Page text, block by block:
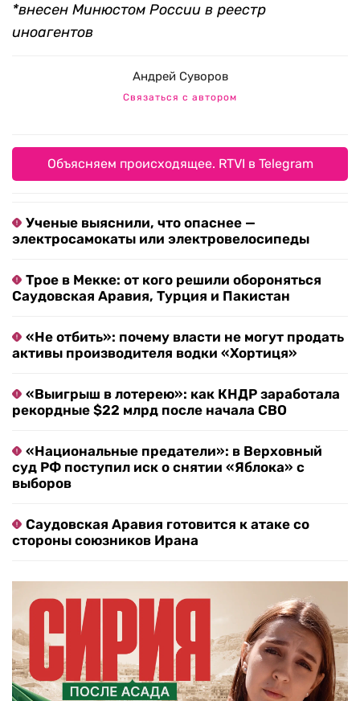
*внесен Минюстом России в реестр
иноагентов
Андрей Суворов
Связаться с автором
Объясняем происходящее. RTVI в Telegram
Ученые выяснили, что опаснее —
электросамокаты или электровелосипеды
Трое в Мекке: от кого решили обороняться
Саудовская Аравия, Турция и Пакистан
«Не отбить»: почему власти не могут продать
активы производителя водки «Хортиця»
«Выигрыш в лотерею»: как КНДР заработала
рекордные $22 млрд после начала СВО
«Национальные предатели»: в Верховный
суд РФ поступил иск о снятии «Яблока» с
выборов
Саудовская Аравия готовится к атаке со
стороны союзников Ирана